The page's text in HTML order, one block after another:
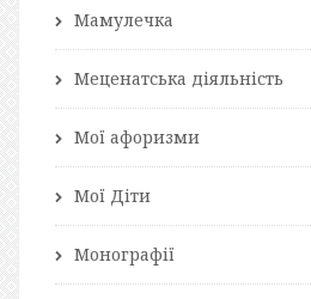
Мамулечка
Меценатська діяльність
Мої афоризми
Мої Діти
Монографії